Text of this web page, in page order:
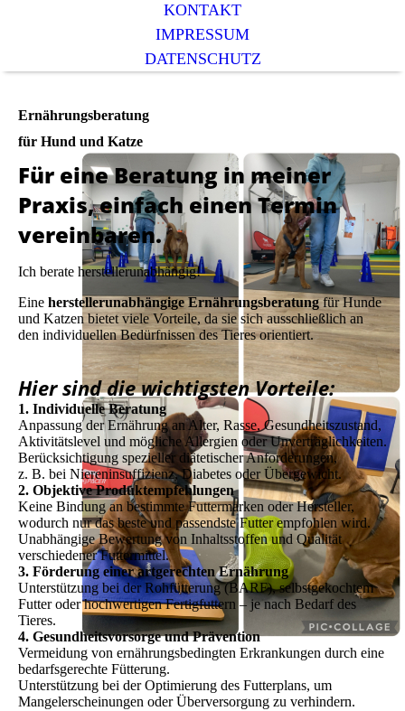
KONTAKT
IMPRESSUM
DATENSCHUTZ
Ernährungsberatung
für Hund und Katze
Für eine Beratung in meiner
Praxis, einfach einen Termin
vereinbaren.
Ich berate herstellerunabhängig!
Eine herstellerunabhängige Ernährungsberatungfür Hunde
und Katzen bietet viele Vorteile, da sie sich ausschließlich an
den individuellen Bedürfnissen des Tieres orientiert.
Hier sind die wichtigsten Vorteile:
1. Individuelle Beratung
Anpassung der Ernährung an Alter, Rasse, Gesundheitszustand,
Aktivitätslevel und mögliche Allergien oder Unverträglichkeiten.
Berücksichtigung spezieller diätetischer Anforderungen,
z. B. bei Niereninsuffizienz, Diabetes oder Übergewicht.
2. Objektive Produktempfehlungen
Keine Bindung an bestimmte Futtermarken oder Hersteller,
wodurch nur das beste und passendste Futter empfohlen wird.
Unabhängige Bewertung von Inhaltsstoffen und Qualität
verschiedener Futtermittel.
3. Förderung einer artgerechten Ernährung
Unterstützung bei der Rohfütterung (BARF), selbstgekochtem
Futter oder hochwertigen Fertigfuttern – je nach Bedarf des
Tieres.
4. Gesundheitsvorsorge und Prävention
Vermeidung von ernährungsbedingten Erkrankungen durch eine
bedarfsgerechte Fütterung.
Unterstützung bei der Optimierung des Futterplans, um
Mangelerscheinungen oder Überversorgung zu verhindern.